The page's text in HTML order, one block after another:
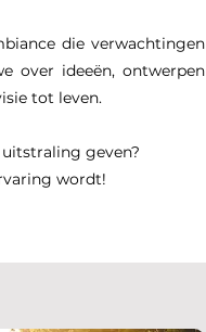
die verwachtingen
over ideeën, ontwerpen
tot leven.
geven?
wordt!